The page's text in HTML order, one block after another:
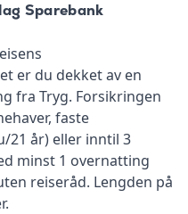
Sparebank
er du dekket av en
fra Tryg. Forsikringen
faste
21 år) eller inntil 3
minst 1 overnatting
reiseråd. Lengden på